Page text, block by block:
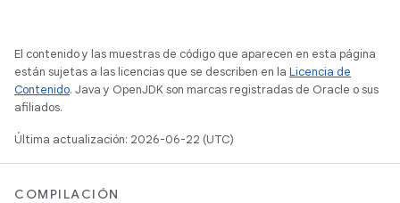
El contenido y las muestras de código que aparecen en esta página
están sujetas a las licencias que se describen en la Licencia de
Contenido. Java y OpenJDK son marcas registradas de Oracle o sus
afiliados.
Última actualización: 2026-06-22 (UTC)
COMPILACIÓN